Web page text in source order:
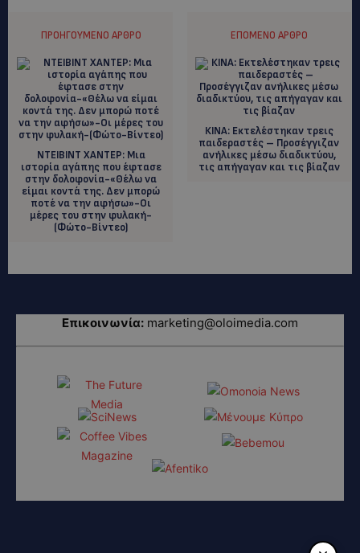
ΠΡΟΗΓΟΎΜΕΝΟ ΆΡΘΡΟ
ΝΤΕΙΒΙΝΤ ΧΑΝΤΕΡ: Mια
ιστορία αγάπης που έφτασε
στην δολοφονία-«Θέλω να
είμαι κοντά της. Δεν μπορώ
ποτέ να την αφήσω»-Οι
μέρες του στην φυλακή-
(Φώτο-Βίντεο)
ΕΠΌΜΕΝΟ ΆΡΘΡΟ
ΚΙΝΑ: Εκτελέστηκαν τρεις
παιδεραστές – Προσέγγιζαν
ανήλικες μέσω διαδικτύου,
τις απήγαγαν και τις βίαζαν
Επικοινωνία: marketing@oloimedia.com